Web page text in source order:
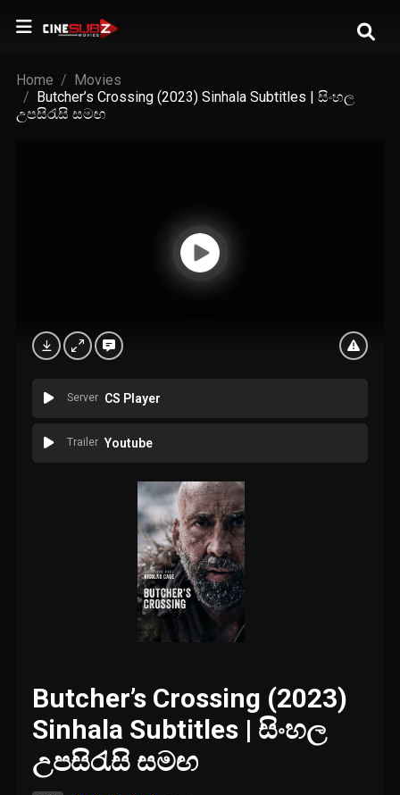
Home
Movies
Butcher’s Crossing (2023) Sinhala Subtitles | සිංහල
උපසිරැසි සමඟ
Server CS Player
Trailer Youtube
Butcher’s Crossing (2023)
Sinhala Subtitles | සිංහල
උපසිරැසි සමඟ